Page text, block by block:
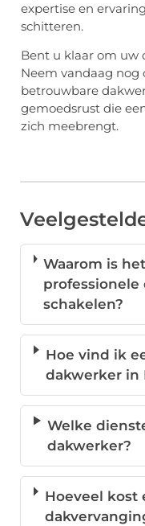
expertise en
schitteren.
Bent u klaar om uw
Neem vandaag
betrouwbare
gemoedsrust die
zich meebrengt.
Waarom is
schakelen?
Hoe vind ik
dakwerker in
Welke
dakwerker?
Hoeveel kost